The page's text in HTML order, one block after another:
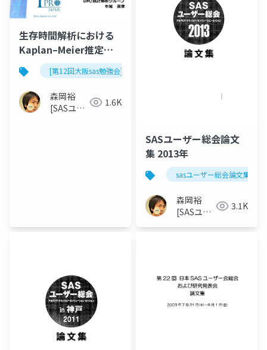
生存時間解析における
Kaplan–Meier推定量
とNelson–Aalen推定量
の理論と実例による比
較
[第12回大阪sas勉強会]
森岡裕
[SASユー
1.6K
SASユーザー総会論文
集 2013年
sasユーザー総会論文集
森岡裕
[SASユー
3.1K